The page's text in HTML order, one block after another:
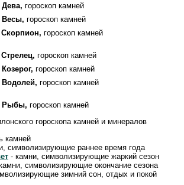
Дева, гороскоп камней
Весы, гороскоп камней
Скорпион, гороскоп камней
Стрелец, гороскоп камней
Козерог, гороскоп камней
Водолей, гороскоп камней
Рыбы, гороскоп камней
гороскопа камней и минералов
камней
символизирующие раннее время года
- камни, символизирующие жаркий сезон
символизирующие окончание сезона
зимний сон, отдых и покой